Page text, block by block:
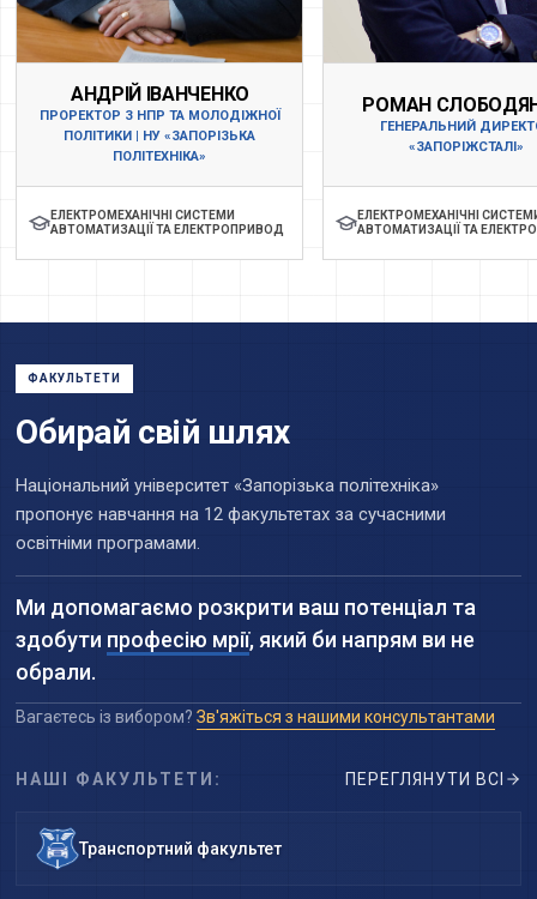
АНДРІЙ ІВАНЧЕНКО
ПРОРЕКТОР З НПР ТА МОЛОДІЖНОЇ
ПОЛІТИКИ | НУ «ЗАПОРІЗЬКА
ПОЛІТЕХНІКА»
ЕЛЕКТРОМЕХАНІЧНІ СИСТЕМИ
АВТОМАТИЗАЦІЇ ТА ЕЛЕКТРОПРИВОД
РОМАН
ГЕНЕРАЛЬНИЙ
«ЗАПОРІЖСТАЛІ»
ЕЛЕКТРОМЕХАНІЧНІ
АВТОМАТИЗАЦІЇ ТА
ФАКУЛЬТЕТИ
Обирай свій шлях
Національний університет «Запорізька політехніка»
пропонує навчання на 12 факультетах за сучасними
освітніми програмами.
Ми допомагаємо розкрити ваш потенціал та
здобути професію мрії, який би напрям ви не
обрали.
Вагаєтесь із вибором?Зв'яжіться з нашими консультантами
НАШІ ФАКУЛЬТЕТИ: ПЕРЕГЛЯНУТИ ВСІ
Транспортний факультет